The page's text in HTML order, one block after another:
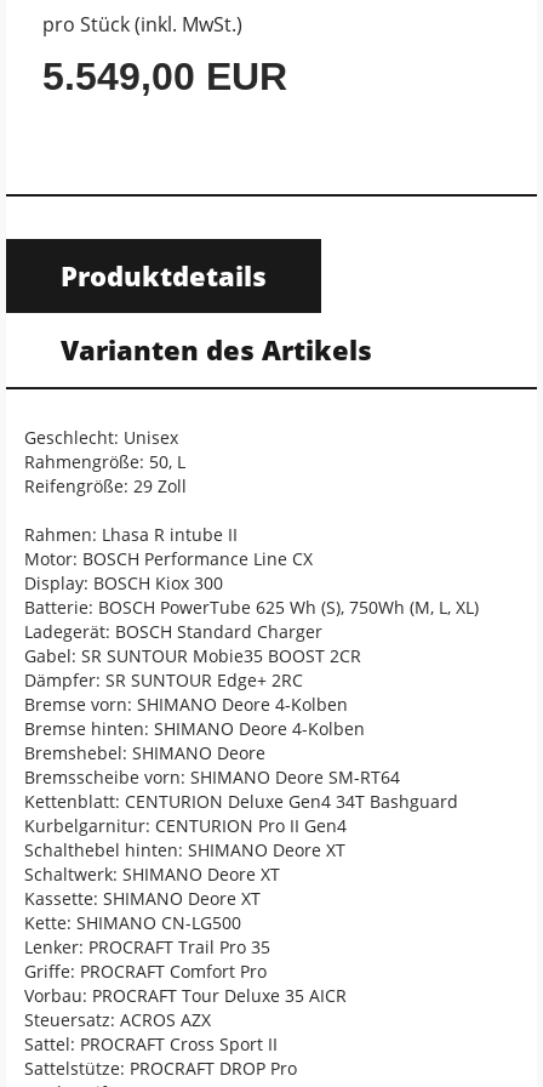
pro Stück (inkl. MwSt.)
5.549,00 EUR
Produktdetails
Varianten des Artikels
Geschlecht: Unisex
Rahmengröße: 50, L
Reifengröße: 29 Zoll
Rahmen: Lhasa R intube II
Motor: BOSCH Performance Line CX
Display: BOSCH Kiox 300
Batterie: BOSCH PowerTube 625 Wh (S), 750Wh (M, L, XL)
Ladegerät: BOSCH Standard Charger
Gabel: SR SUNTOUR Mobie35 BOOST 2CR
Dämpfer: SR SUNTOUR Edge+ 2RC
Bremse vorn: SHIMANO Deore 4-Kolben
Bremse hinten: SHIMANO Deore 4-Kolben
Bremshebel: SHIMANO Deore
Bremsscheibe vorn: SHIMANO Deore SM-RT64
Kettenblatt: CENTURION Deluxe Gen4 34T Bashguard
Kurbelgarnitur: CENTURION Pro II Gen4
Schalthebel hinten: SHIMANO Deore XT
Schaltwerk: SHIMANO Deore XT
Kassette: SHIMANO Deore XT
Kette: SHIMANO CN-LG500
Lenker: PROCRAFT Trail Pro 35
Griffe: PROCRAFT Comfort Pro
Vorbau: PROCRAFT Tour Deluxe 35 AICR
Steuersatz: ACROS AZX
Sattel: PROCRAFT Cross Sport II
Sattelstütze: PROCRAFT DROP Pro